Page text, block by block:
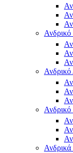
Ανδρικό
Ανδρικό
Ανδρικά